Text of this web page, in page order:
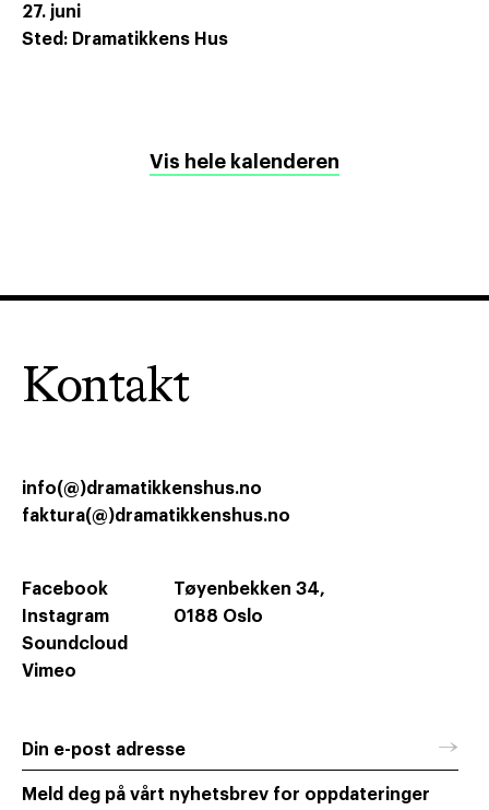
27. juni
Sted: Dramatikkens Hus
Vis hele kalenderen
Kontakt
Tøyenbekken 34,
0188 Oslo
info(@)dramatikkenshus.no
faktura(@)dramatikkenshus.no
Facebook
Instagram
Soundcloud
Vimeo
Din e-post adresse →
Meld deg på vårt nyhetsbrev for oppdateringer